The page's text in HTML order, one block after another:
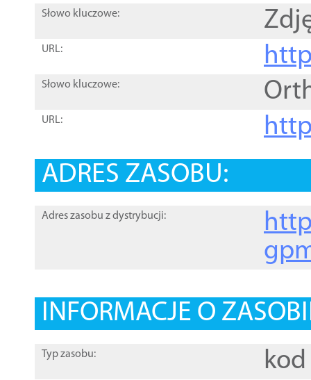
Słowo kluczowe:
URL:
Słowo kluczowe:
URL:
ADRES ZASOBU:
Adres zasobu z dystrybucji:
INFORMACJE O
Typ zasobu: kod